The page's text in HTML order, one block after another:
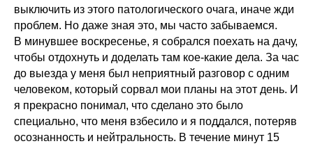
выключить из этого патологического очага, иначе жди
проблем. Но даже зная это, мы часто забываемся.
В минувшее воскресенье, я собрался поехать на дачу,
чтобы отдохнуть и доделать там кое-какие дела. За час
до выезда у меня был неприятный разговор с одним
человеком, который сорвал мои планы на этот день. И
я прекрасно понимал, что сделано это было
специально, что меня взбесило и я поддался, потеряв
осознанность и нейтральность. В течение минут 15